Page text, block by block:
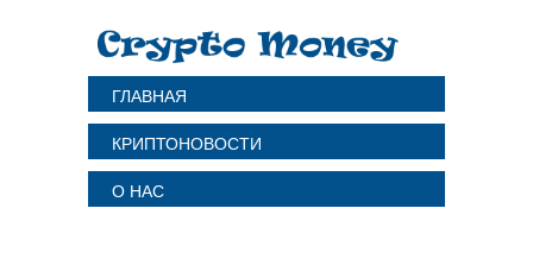
ГЛАВНАЯ
КРИПТОНОВОСТИ
О НАС